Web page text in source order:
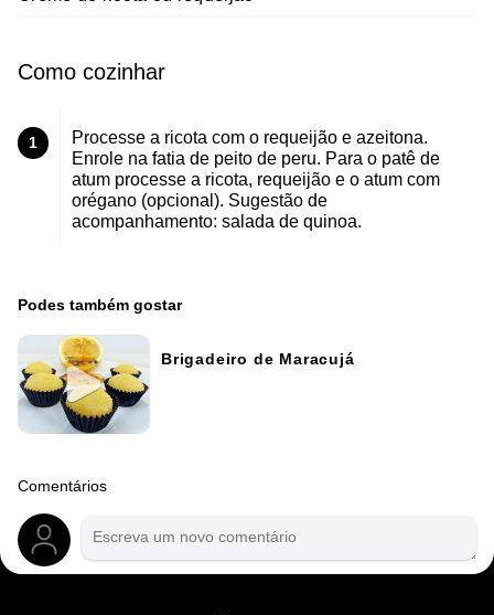
Como cozinhar
1
Processe a ricota com o requeijão e azeitona.
Enrole na fatia de peito de peru. Para o patê de
atum processe a ricota, requeijão e o atum com
orégano (opcional). Sugestão de
acompanhamento: salada de quinoa.
Podes também gostar
Brigadeiro de Maracujá
Comentários